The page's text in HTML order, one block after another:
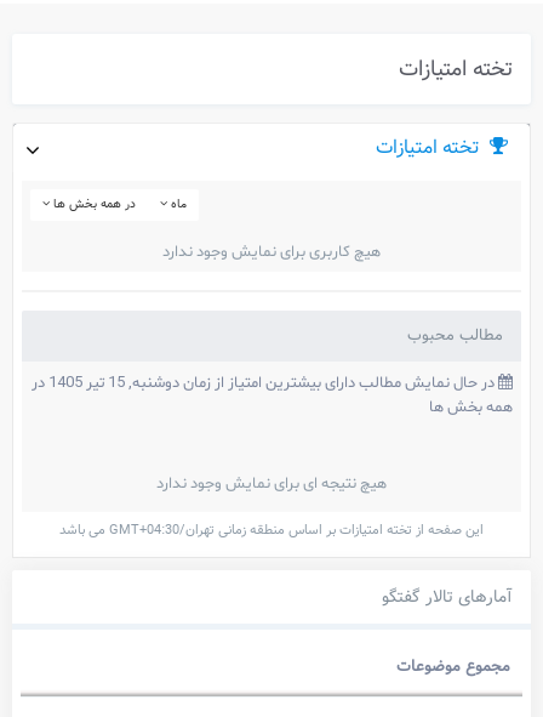
تخته امتیازات
تخته امتیازات
در همه بخش ها ماه
هیچ کاربری برای نمایش وجود ندارد
مطالب محبوب
در حال نمایش مطالب دارای بیشترین امتیاز از زمان دوشنبه, 15 تیر 1405 در
همه بخش ها
هیچ نتیجه ای برای نمایش وجود ندارد
این صفحه از تخته امتیازات بر اساس منطقه زمانی تهران/GMT+04:30 می باشد
آمارهای تالار گفتگو
مجموع موضوعات